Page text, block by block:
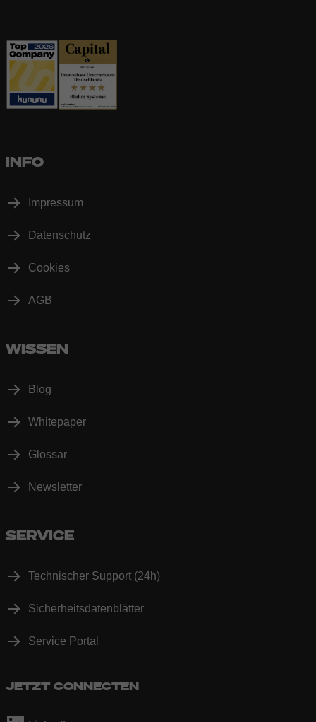
INFO
Impressum
Datenschutz
Cookies
AGB
WISSEN
Blog
Whitepaper
Glossar
Newsletter
SERVICE
Technischer Support (24h)
Sicherheitsdatenblätter
Service Portal
JETZT CONNECTEN